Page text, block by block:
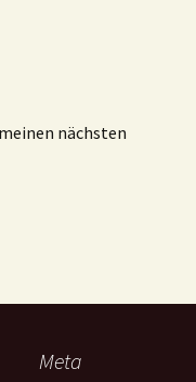
nächsten
Meta